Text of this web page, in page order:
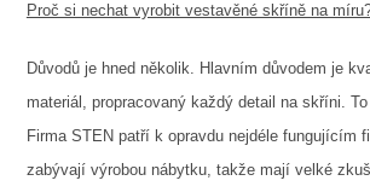
Proč si nechat vyrobit vestavěné skříně na
Důvodů je hned několik. Hlavním důvodem je
materiál, propracovaný každý detail na skříni. To
Firma STEN patří k opravdu nejdéle fungujícím
zabývají výrobou nábytku, takže mají velké